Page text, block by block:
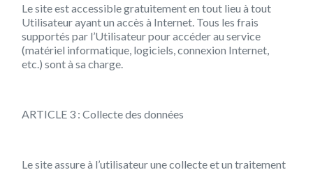
Le site est accessible gratuitement en tout lieu à tout
Utilisateur ayant un accès à Internet. Tous les frais
supportés par l’Utilisateur pour accéder au service
(matériel informatique, logiciels, connexion Internet,
etc.) sont à sa charge.
ARTICLE 3 : Collecte des données
Le site assure à l’utilisateur une collecte et un traitement